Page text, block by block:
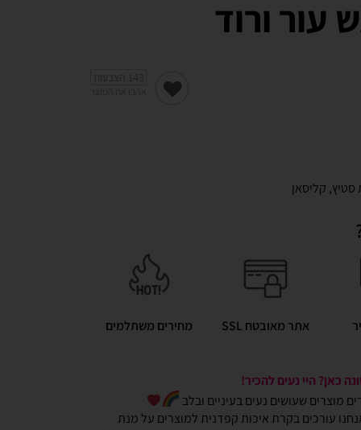
סטיץ, קליסאן
אתר מאובטח SSL מחירים משתלמים
כאן? היי נעים להכיר!
מוצרים שעושים נעים בעיניים ובלב
עורכים בקרת איכות קפדנית למוצרים על מנת